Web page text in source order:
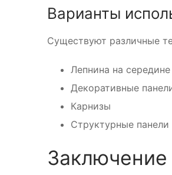
Варианты
Существуют различные
Лепнина на
Декоративные
Карнизы
Структурные панели
Заключение